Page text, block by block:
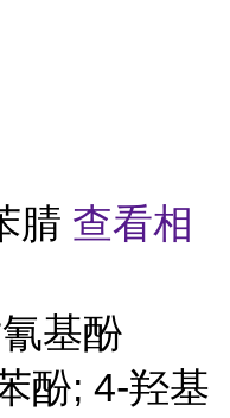
腈 查看相
基酚
酚; 4-羟基